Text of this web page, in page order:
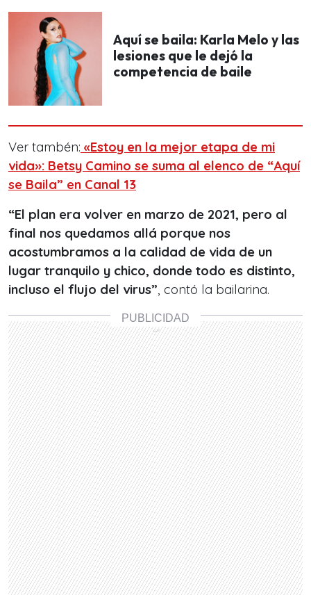
Aquí se baila: Karla Melo y las
lesiones que le dejó la
competencia de baile
Ver tambén: «Estoy en la mejor etapa de mi
vida»: Betsy Camino se suma al elenco de “Aquí
se Baila” en Canal 13
“El plan era volver en marzo de 2021, pero al
final nos quedamos allá porque nos
acostumbramos a la calidad de vida de un
lugar tranquilo y chico, donde todo es distinto,
incluso el flujo del virus”, contó la bailarina.